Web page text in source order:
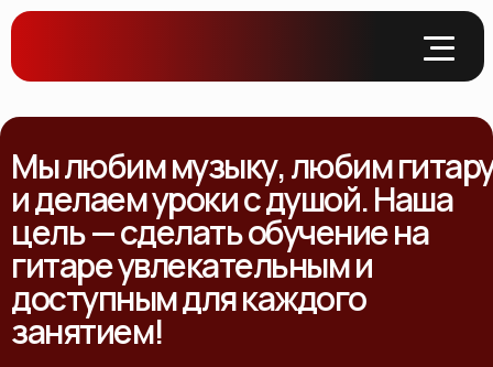
Мы любим музыку, любим
и делаем уроки с душой. Наша
цель — сделать обучение на
гитаре увлекательным и
доступным для каждого
занятием!